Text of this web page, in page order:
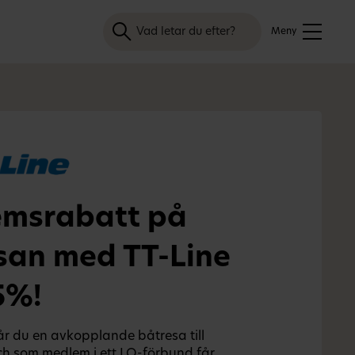
Meny
Sök
på
med TT-Line
du en avkopplande båtresa till